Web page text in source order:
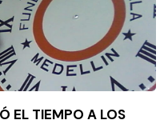
EL TIEMPO A LOS